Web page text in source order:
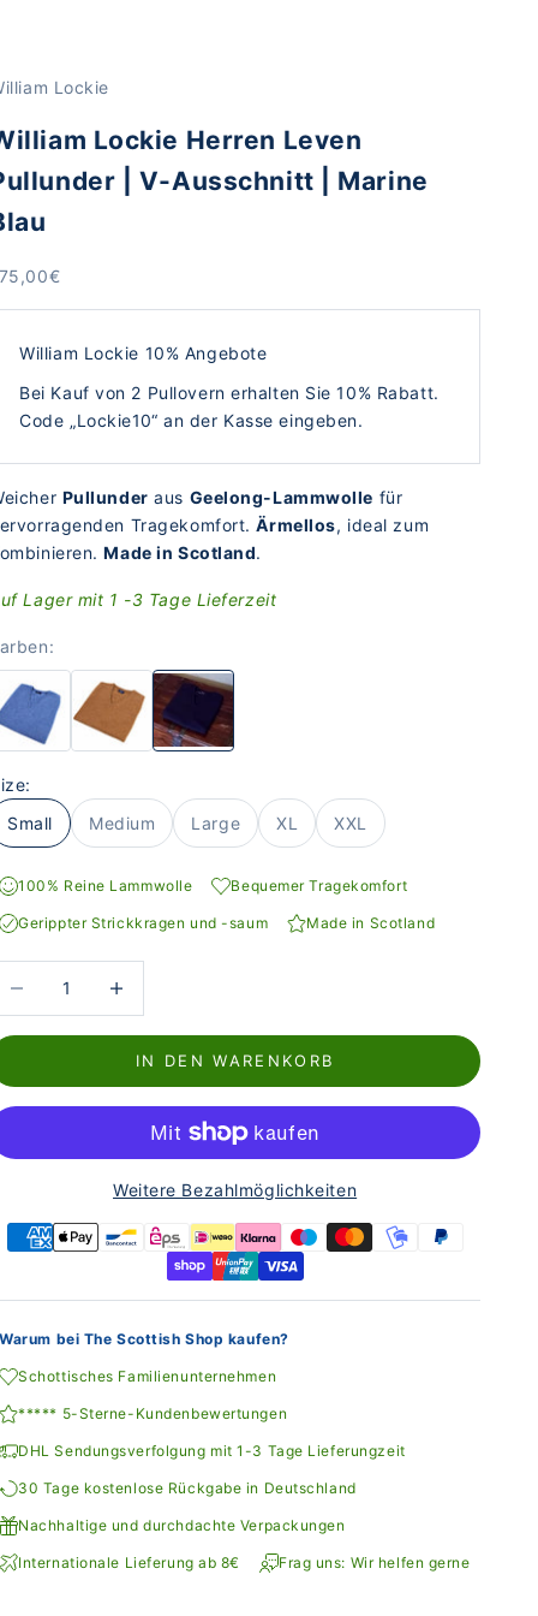
Lockie
Lockie Herren Leven
| V-Ausschnitt | Marine
William Lockie 10% Angebote
Bei Kauf von 2 Pullovern erhalten Sie 10% Rabatt.
Code „Lockie10“ an der Kasse eingeben.
Pullunder aus Geelong-Lammwolle für
Tragekomfort.Ärmellos, ideal zum
Made in Scotland.
Lager mit 1 -3 Tage Lieferzeit
Small
Medium Large XL XXL
100% Reine Lammwolle Bequemer Tragekomfort
Gerippter Strickkragen und -saum Made in Scotland
IN DEN WARENKORB
Weitere Bezahlmöglichkeiten
Warum bei The Scottish Shop kaufen?
Schottisches Familienunternehmen
***** 5-Sterne-Kundenbewertungen
DHL Sendungsverfolgung mit 1-3 Tage Lieferungzeit
30 Tage kostenlose Rückgabe in Deutschland
Nachhaltige und durchdachte Verpackungen
Internationale Lieferung ab 8€ Frag uns: Wir helfen gerne